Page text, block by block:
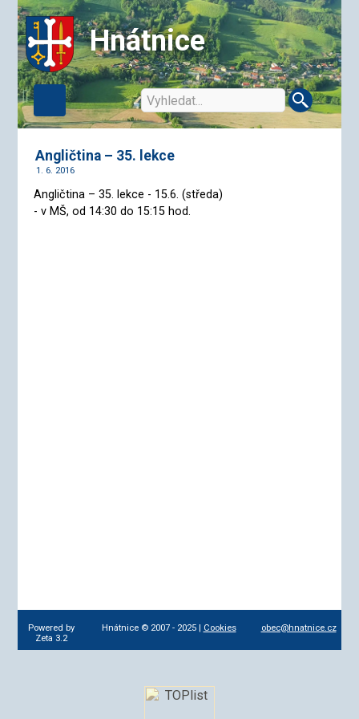
Hnátnice
Angličtina – 35. lekce
1. 6. 2016
Angličtina – 35. lekce - 15.6. (středa)
- v MŠ, od 14:30 do 15:15 hod.
Powered by
Zeta 3.2
Hnátnice © 2007 - 2025 | Cookies obec@hnatnice.cz